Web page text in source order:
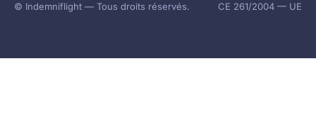
© Indemniflight — Tous droits réservés. CE 261/2004 — UE